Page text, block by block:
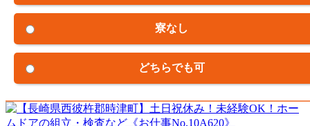
寮なし
どちらでも可